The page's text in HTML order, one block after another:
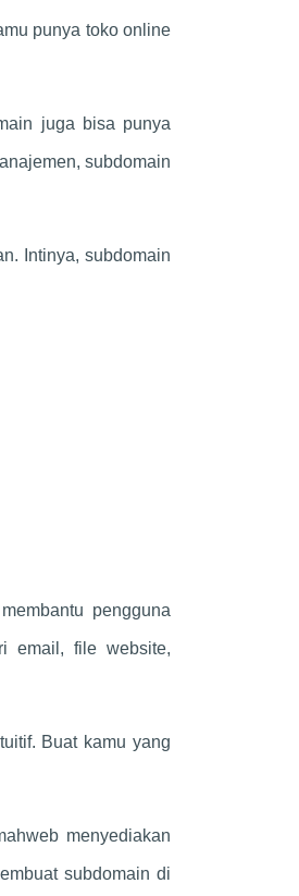
punya toko online
juga bisa punya
subdomain
Intinya, subdomain
pengguna
email, file website,
Buat kamu yang
menyediakan
subdomain di